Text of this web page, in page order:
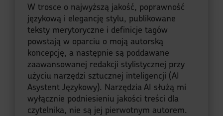
W trosce o najwyższą jakość, poprawność
językową i elegancję stylu, publikowane
teksty merytoryczne i definicje tagów
powstają w oparciu o moją autorską
koncepcję, a następnie są poddawane
zaawansowanej redakcji stylistycznej przy
użyciu narzędzi sztucznej inteligencji (AI
Asystent Językowy). Narzędzia AI służą mi
wyłącznie podniesieniu jakości treści dla
czytelnika, nie są jej pierwotnym autorem.